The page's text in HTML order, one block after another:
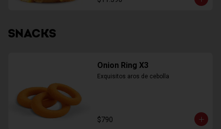
SNACKS
Onion Ring X3
Exquisitos aros de cebolla
$790